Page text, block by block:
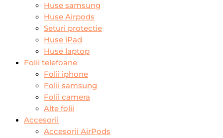
Huse samsung
Huse Airpods
Seturi protectie
Huse iPad
Huse laptop
Folii telefoane
Folii iphone
Folii samsung
Folii camera
Alte folii
Accesorii
Accesorii AirPods